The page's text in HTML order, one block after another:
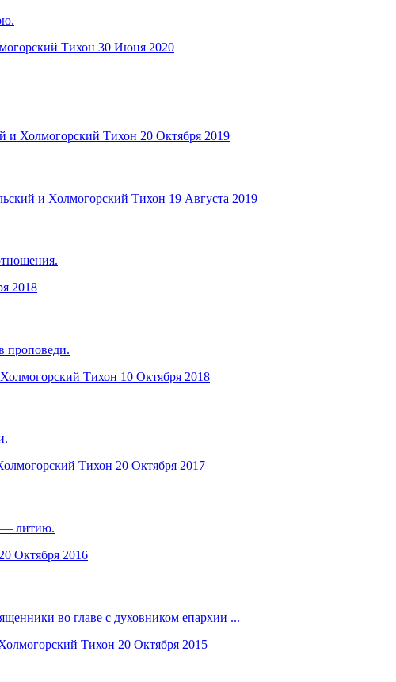
Тихон 30 Июня 2020
и Холмогорский Тихон 20 Октября 2019
и Холмогорский Тихон 19 Августа 2019
2018
проповеди.
Тихон 10 Октября 2018
Тихон 20 Октября 2017
— литию.
20 Октября 2016
во главе с духовником епархии ...
Тихон 20 Октября 2015